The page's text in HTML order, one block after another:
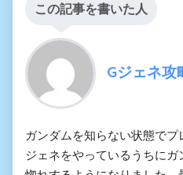
この記事を書いた人
Gジェネ攻
ガンダムを知らない状態で
ジェネをやっているうちに